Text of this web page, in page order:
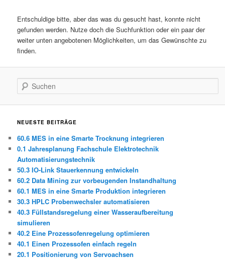
Entschuldige bitte, aber das was du gesucht hast, konnte nicht
gefunden werden. Nutze doch die Suchfunktion oder ein paar der
weiter unten angebotenen Möglichkeiten, um das Gewünschte zu
finden.
Suchen
NEUESTE BEITRÄGE
60.6 MES in eine Smarte Trocknung integrieren
0.1 Jahresplanung Fachschule Elektrotechnik
Automatisierungstechnik
50.3 IO-Link Stauerkennung entwickeln
60.2 Data Mining zur vorbeugenden Instandhaltung
60.1 MES in eine Smarte Produktion integrieren
30.3 HPLC Probenwechsler automatisieren
40.3 Füllstandsregelung einer Wasseraufbereitung
simulieren
40.2 Eine Prozessofenregelung optimieren
40.1 Einen Prozessofen einfach regeln
20.1 Positionierung von Servoachsen